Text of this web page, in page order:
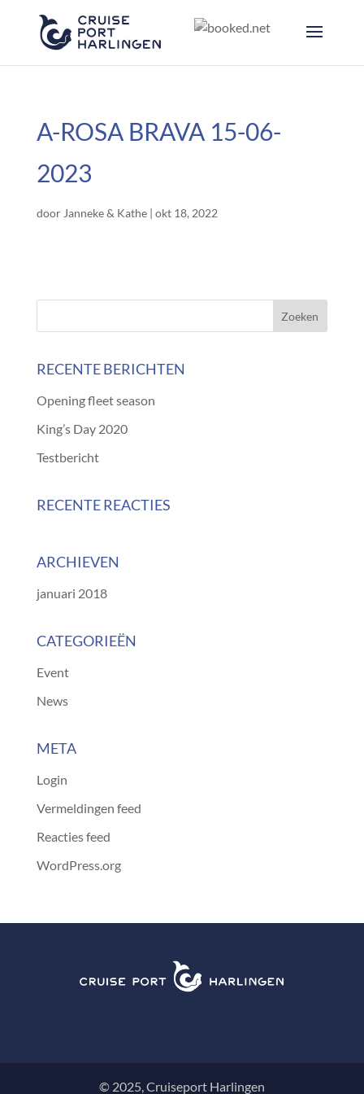
A-ROSA BRAVA 15-06-
2023
door Janneke & Kathe| okt 18, 2022
RECENTE BERICHTEN
Opening fleet season
King’s Day 2020
Testbericht
RECENTE REACTIES
ARCHIEVEN
januari 2018
CATEGORIEËN
Event
News
META
Login
Vermeldingen feed
Reacties feed
WordPress.org
© 2025, Cruiseport Harlingen